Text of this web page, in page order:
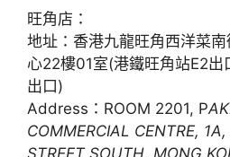
旺角店：
地址：香港九龍旺角西洋菜
心22樓01室(港鐵旺角站E2
出口)
Address：ROOM 2201, P
COMMERCIAL CENTRE,
STREET SOUTH, MONG